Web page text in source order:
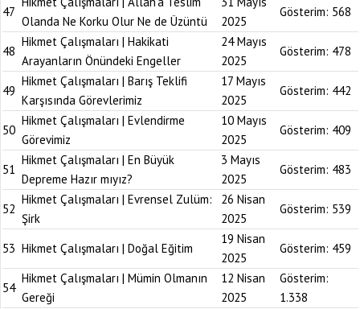
47
Olanda Ne Korku Olur Ne de Üzüntü
2025
Gösterim: 568
48
Hikmet Çalışmaları | Hakikati
Arayanların Önündeki Engeller
24 Mayıs
2025
Gösterim: 478
49
Hikmet Çalışmaları | Barış Teklifi
Karşısında Görevlerimiz
17 Mayıs
2025
Gösterim: 442
50
Hikmet Çalışmaları | Evlendirme
Görevimiz
10 Mayıs
2025
Gösterim: 409
51
Hikmet Çalışmaları | En Büyük
Depreme Hazır mıyız?
3 Mayıs
2025
Gösterim: 483
52
Hikmet Çalışmaları | Evrensel Zulüm:
Şirk
26 Nisan
2025
Gösterim: 539
53 Hikmet Çalışmaları | Doğal Eğitim
19 Nisan
2025
Gösterim: 459
54
Hikmet Çalışmaları | Mümin Olmanın
Gereği
12 Nisan
2025
Gösterim:
1.338